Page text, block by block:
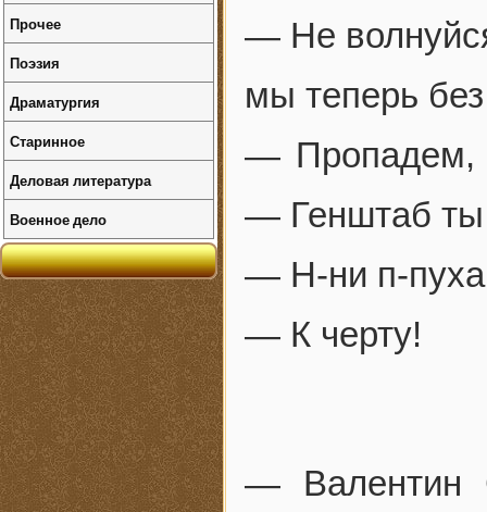
— Не
мы теперь
— Пропадем,
— Генштаб
— Н-ни п-
— К черту!
— Валентин
Прочее
Поэзия
Драматургия
Старинное
Деловая литература
Военное дело